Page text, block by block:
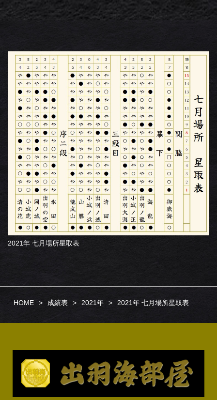
2021年 七月場所星取表
HOME 成績表 2021年 2021年 七月場所星取表